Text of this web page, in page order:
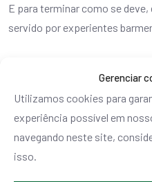
Gerenciar
Utilizamos cookies para
experiência possível em
navegando neste site,
isso.
E para terminar como se
servido por experientes
Preço do ingresso:
A entrada básica para a
Horário de visitas